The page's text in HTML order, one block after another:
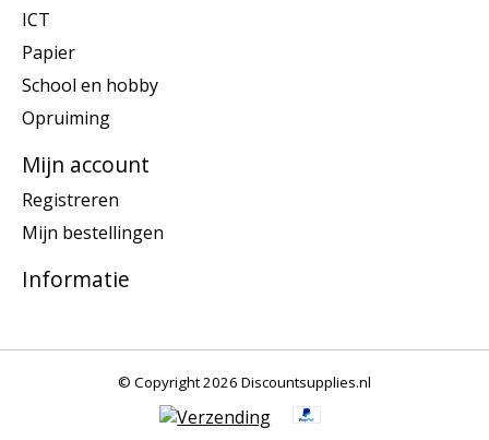
ICT
Papier
School en hobby
Opruiming
Mijn account
Registreren
Mijn bestellingen
Informatie
© Copyright 2026 Discountsupplies.nl